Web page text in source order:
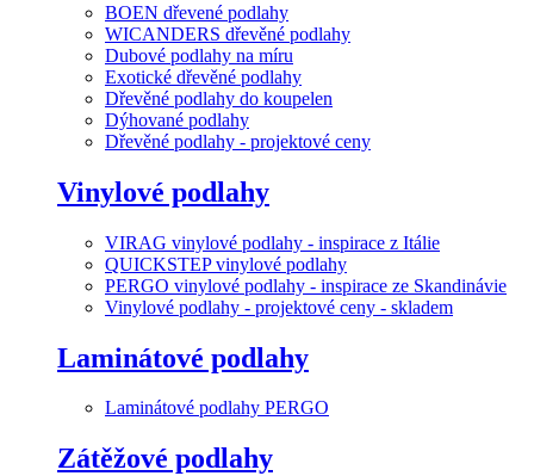
BOEN dřevené podlahy
WICANDERS dřevěné podlahy
Dubové podlahy na míru
Exotické dřevěné podlahy
Dřevěné podlahy do koupelen
Dýhované podlahy
Dřevěné podlahy - projektové ceny
Vinylové podlahy
VIRAG vinylové podlahy - inspirace z Itálie
QUICKSTEP vinylové podlahy
PERGO vinylové podlahy - inspirace ze Skandinávie
Vinylové podlahy - projektové ceny - skladem
Laminátové podlahy
Laminátové podlahy PERGO
Zátěžové podlahy